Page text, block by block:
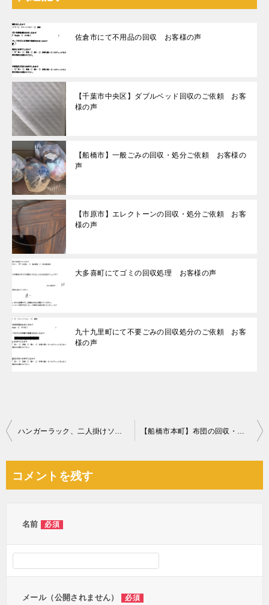
佐倉市にて不用品の回収 お客様の声
【千葉市中央区】ダブルベッド回収のご依頼 お客
様の声
【船橋市】一般ごみの回収・処分ご依頼 お客様の
声
【市原市】エレクトーンの回収・処分ご依頼 お客
様の声
大多喜町にてゴミの回収処理 お客様の声
九十九里町にて不要ごみの回収処分のご依頼 お客
様の声
投
ビ
ハンガーラック、二人掛けソファー、椅子、カラーボックス等の回収 【船橋市本町】布団の回収・処分ご依頼 お客様の声
コメントを残す
名前 必須
メール（公開されません） 必須